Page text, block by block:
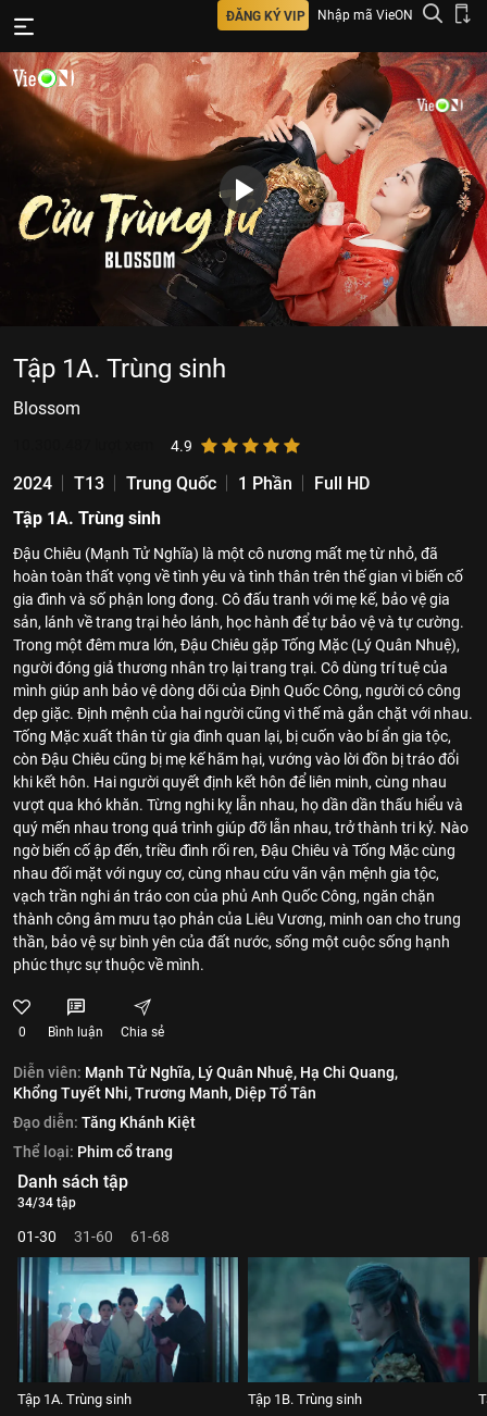
ĐĂNG KÝ VIP Nhập mã VieON
Tập 1A. Trùng sinh
Blossom
4.9
2024 T13 Trung Quốc 1 Phần
Full HD
Tập 1A. Trùng sinh
Đậu Chiêu (Mạnh Tử Nghĩa) là một cô nương mất mẹ từ nhỏ, đã
hoàn toàn thất vọng về tình yêu và tình thân trên thế gian vì biến cố
gia đình và số phận long đong. Cô đấu tranh với mẹ kế, bảo vệ gia
sản, lánh về trang trại hẻo lánh, học hành để tự bảo vệ và tự cường.
Trong một đêm mưa lớn, Đậu Chiêu gặp Tống Mặc (Lý Quân Nhuệ),
người đóng giả thương nhân trọ lại trang trại. Cô dùng trí tuệ của
mình giúp anh bảo vệ dòng dõi của Định Quốc Công, người có công
dẹp giặc. Định mệnh của hai người cũng vì thế mà gắn chặt với nhau.
Tống Mặc xuất thân từ gia đình quan lại, bị cuốn vào bí ẩn gia tộc,
còn Đậu Chiêu cũng bị mẹ kế hãm hại, vướng vào lời đồn bị tráo đổi
khi kết hôn. Hai người quyết định kết hôn để liên minh, cùng nhau
vượt qua khó khăn. Từng nghi kỵ lẫn nhau, họ dần dần thấu hiểu và
quý mến nhau trong quá trình giúp đỡ lẫn nhau, trở thành tri kỷ. Nào
ngờ biến cố ập đến, triều đình rối ren, Đậu Chiêu và Tống Mặc cùng
nhau đối mặt với nguy cơ, cùng nhau cứu vãn vận mệnh gia tộc,
vạch trần nghi án tráo con của phủ Anh Quốc Công, ngăn chặn
thành công âm mưu tạo phản của Liêu Vương, minh oan cho trung
thần, bảo vệ sự bình yên của đất nước, sống một cuộc sống hạnh
phúc thực sự thuộc về mình.
0 Bình luận Chia sẻ
Diễn viên: Mạnh Tử Nghĩa, Lý Quân Nhuệ, Hạ Chi Quang,
Khổng Tuyết Nhi,Trương Manh, Diệp Tổ Tân
Đạo diễn: Tăng Khánh Kiệt
Thể loại: Phim cổ trang
Danh sách tập
34/34 tập
01-30 31-60 61-68
Tập 1A. Trùng sinh Tập 1B. Trùng sinh